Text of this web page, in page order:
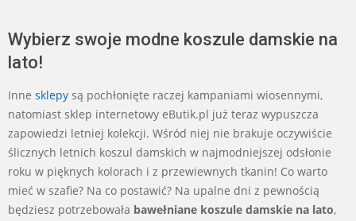
Wybierz swoje modne koszule damskie na
lato!
Inne sklepy są pochłonięte raczej kampaniami wiosennymi,
natomiast sklep internetowy eButik.pl już teraz wypuszcza
zapowiedzi letniej kolekcji. Wśród niej nie brakuje oczywiście
ślicznych letnich koszul damskich w najmodniejszej odsłonie
roku w pięknych kolorach i z przewiewnych tkanin! Co warto
mieć w szafie? Na co postawić? Na upalne dni z pewnością
będziesz potrzebowała bawełniane koszule damskie na lato,